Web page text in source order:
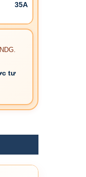
35A
tư
số lượng